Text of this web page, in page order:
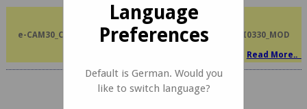
PART NUMBER CHANGE NOTIFICATION
e-CAM30_CUMI0330_MOD changed to e-CAM30A_CUMI0330_MOD
Read More..
e-CAM30A_CUMI0330_MOD-Dokumente
Language
Preferences
Default is German. Would you
like to switch language?